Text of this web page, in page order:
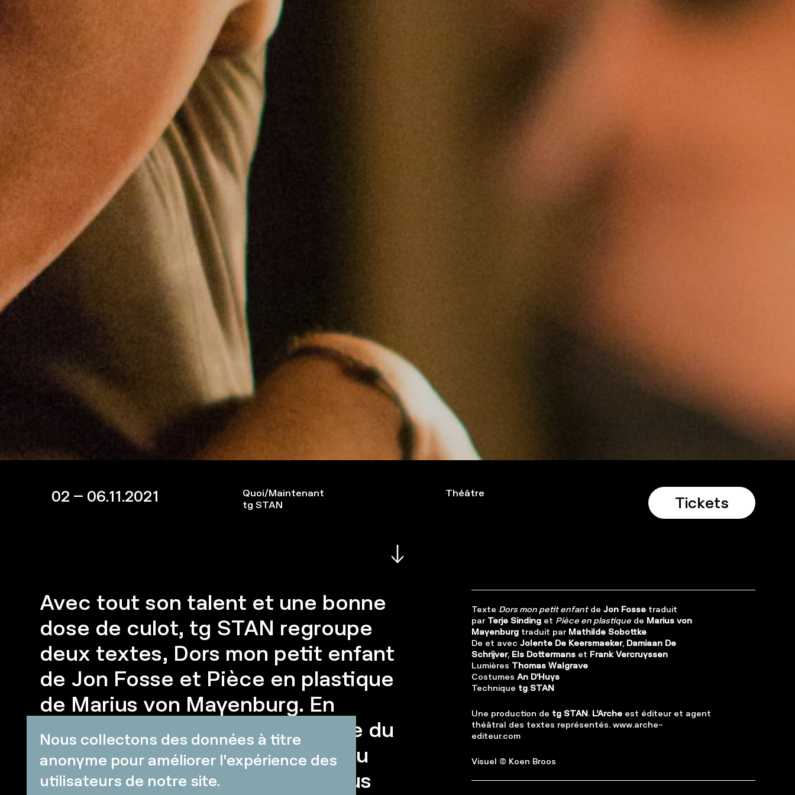
02 – 06.11.2021
Quoi/Maintenant
tg STAN
Théâtre
Tickets
Avec tout son talent et une bonne
dose de culot, tg STAN regroupe
deux textes, Dors mon petit enfant
de Jon Fosse et Pièce en plastique
de Marius von Mayenburg. En
combinant l’échange surréaliste du
premier et l’univers caustique du
second, le collectif flamand nous
Texte Dors mon petit enfantde Jon Fossetraduit
par Terje Sindinget Pièce en plastiquede Marius von
Mayenburgtraduit par Mathilde Sobottke
De et avec Jolente De Keersmaeker, Damiaan De
Schrijver, Els Dottermanset Frank Vercruyssen
Lumières Thomas Walgrave
Costumes An D’Huys
Technique tg STAN
Une production de tg STAN.L’Archeest éditeur et agent
théâtral des textes représentés. www.arche-
editeur.com
Visuel © Koen Broos
Nous collectons des données à titre
anonyme pour améliorer l'expérience des
utilisateurs de notre site.